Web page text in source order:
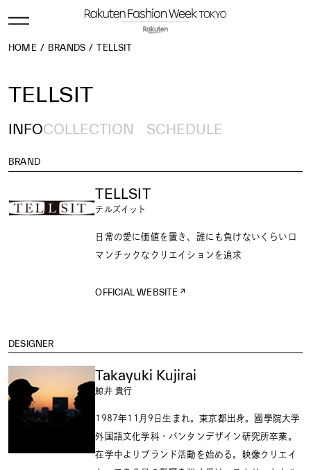
HOME BRANDS TELLSIT
TELLSIT
INFOCOLLECTION SCHEDULE
BRAND
TELLSIT
テルズイット
日常の愛に価値を置き、誰にも負けないくらいロ
マンチックなクリエイションを追求
OFFICIAL WEBSITE
DESIGNER
Takayuki Kujirai
鯨井 貴行
1987年11月9日生まれ。東京都出身。國學院大学
外国語文化学科・バンタンデザイン研究所卒業。
在学中よりブランド活動を始める。映像クリエイ